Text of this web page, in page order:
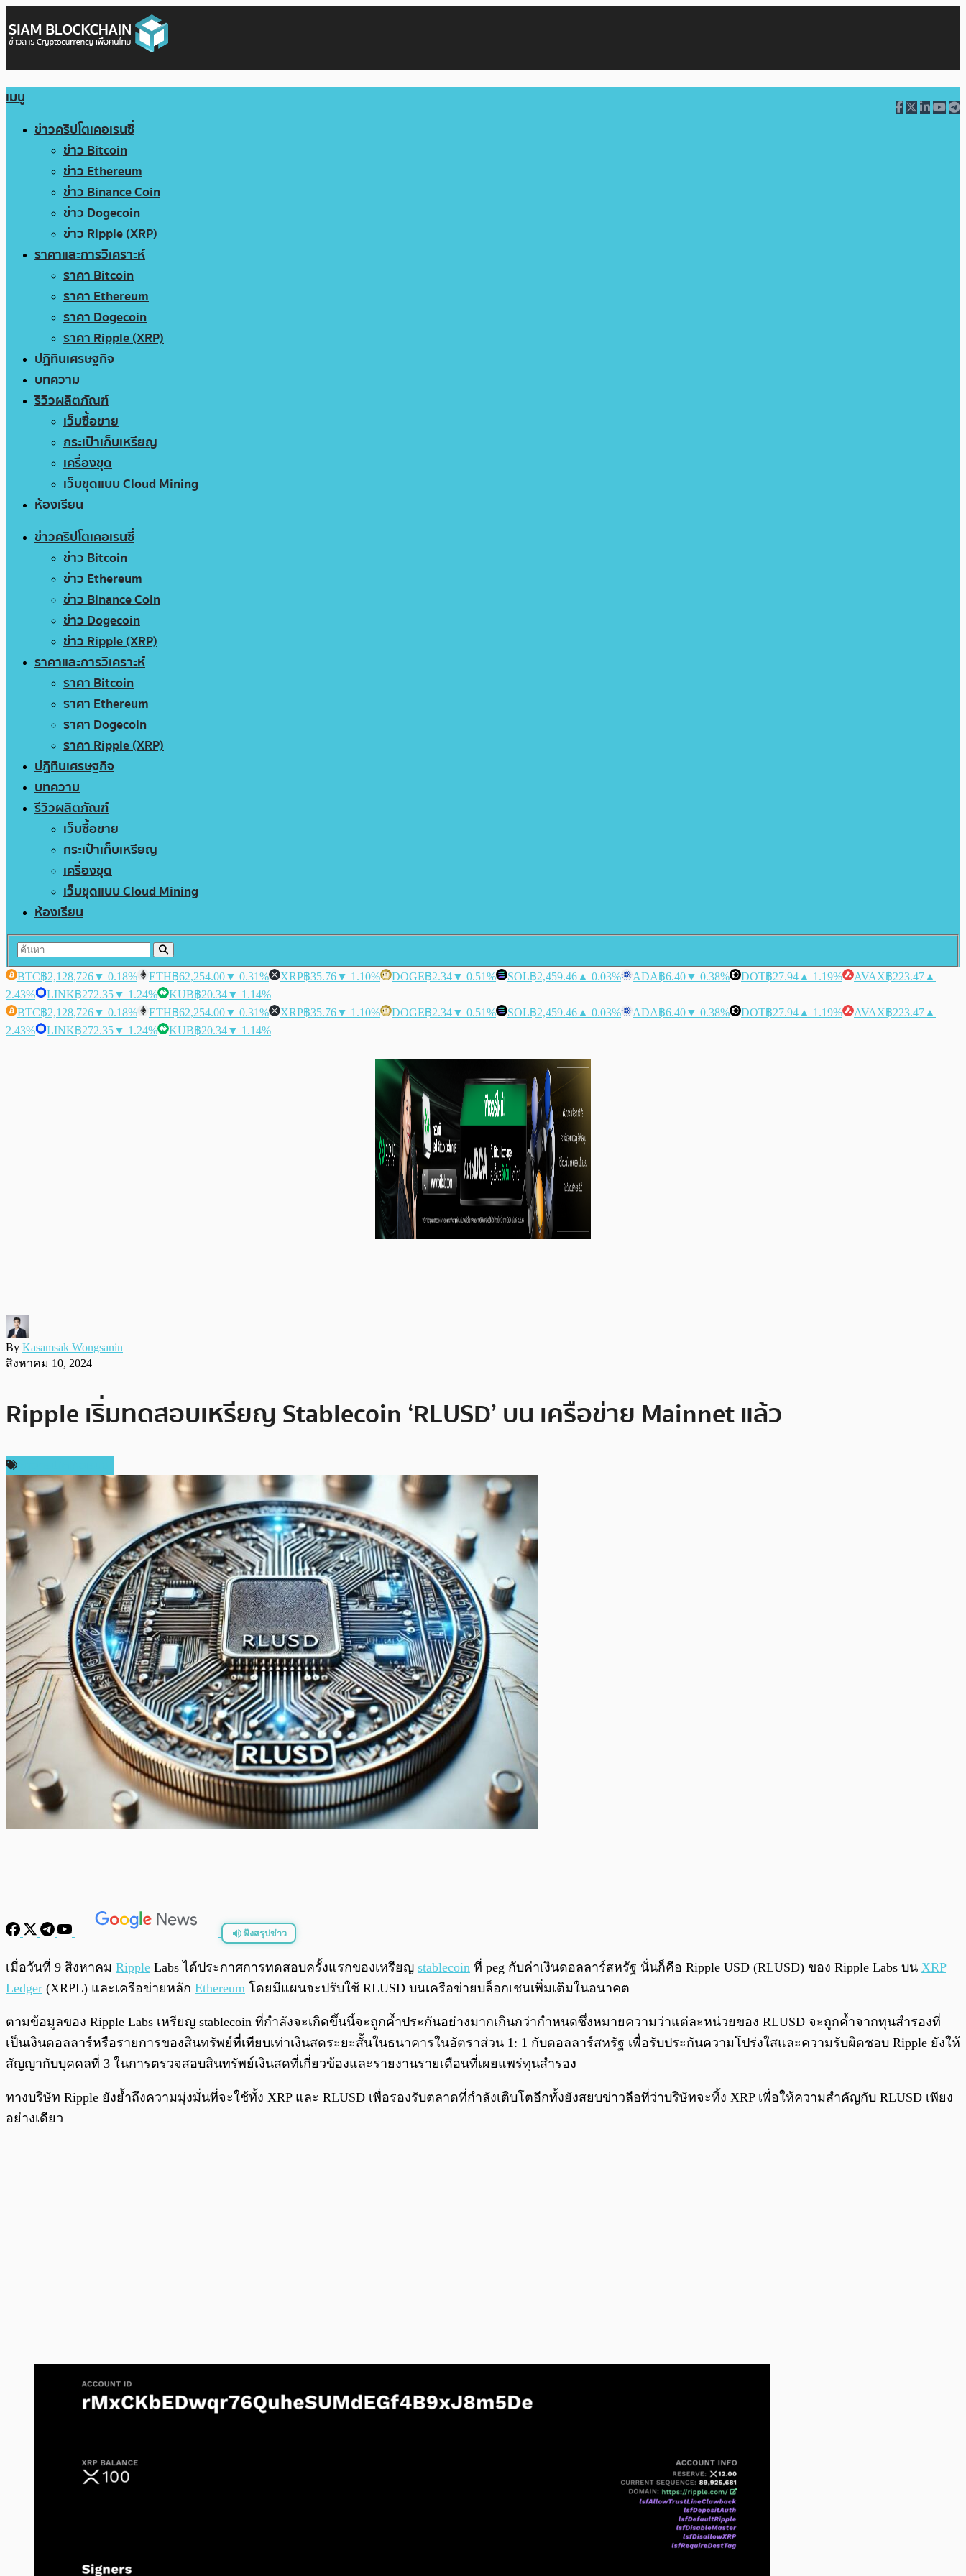
เมนู
ข่าวคริปโตเคอเรนซี่
ข่าว Bitcoin
ข่าว Ethereum
ข่าว Binance Coin
ข่าว Dogecoin
ข่าว Ripple (XRP)
ราคาและการวิเคราะห์
ราคา Bitcoin
ราคา Ethereum
ราคา Dogecoin
ราคา Ripple (XRP)
ปฏิทินเศรษฐกิจ
บทความ
รีวิวผลิตภัณฑ์
เว็บซื้อขาย
กระเป๋าเก็บเหรียญ
เครื่องขุด
เว็บขุดแบบ Cloud Mining
ห้องเรียน
ข่าวคริปโตเคอเรนซี่
ข่าว Bitcoin
ข่าว Ethereum
ข่าว Binance Coin
ข่าว Dogecoin
ข่าว Ripple (XRP)
ราคาและการวิเคราะห์
ราคา Bitcoin
ราคา Ethereum
ราคา Dogecoin
ราคา Ripple (XRP)
ปฏิทินเศรษฐกิจ
บทความ
รีวิวผลิตภัณฑ์
เว็บซื้อขาย
กระเป๋าเก็บเหรียญ
เครื่องขุด
เว็บขุดแบบ Cloud Mining
ห้องเรียน
BTC฿2,128,726▼ 0.18% ETH฿62,254.00▼ 0.31% XRP฿35.76▼ 1.10% DOGE฿2.34▼ 0.51% SOL฿2,459.46 ▲ 0.03% ADA฿6.40▼ 0.38% DOT฿27.94 ▲ 1.19% AVAX฿223.47 ▲
2.43%
LINK฿272.35▼ 1.24% KUB฿20.34▼ 1.14%
BTC฿2,128,726▼ 0.18% ETH฿62,254.00▼ 0.31% XRP฿35.76▼ 1.10% DOGE฿2.34▼ 0.51% SOL฿2,459.46 ▲ 0.03% ADA฿6.40▼ 0.38% DOT฿27.94 ▲ 1.19% AVAX฿223.47 ▲
2.43%
LINK฿272.35▼ 1.24% KUB฿20.34▼ 1.14%
By Kasamsak Wongsanin
สิงหาคม 10, 2024
Ripple เริ่มทดสอบเหรียญ Stablecoin ‘RLUSD’ บน เครือข่าย Mainnet แล้ว
ฟังสรุปข่าว
พร้อมเล่น 0:00 /
เมื่อวันที่ 9 สิงหาคม Ripple Labs ได้ประกาศการทดสอบครั้งแรกของเหรียญ stablecoin ที่ peg กับค่าเงินดอลลาร์สหรัฐ นั่นก็คือ Ripple USD (RLUSD) ของ Ripple Labs บน XRP
Ledger (XRPL) และเครือข่ายหลัก Ethereum โดยมีแผนจะปรับใช้ RLUSD บนเครือข่ายบล็อกเชนเพิ่มเติมในอนาคต
ตามข้อมูลของ Ripple Labs เหรียญ stablecoin ที่กำลังจะเกิดขึ้นนี้จะถูกค้ำประกันอย่างมากเกินกว่ากำหนดซึ่งหมายความว่าแต่ละหน่วยของ RLUSD จะถูกค้ำจากทุนสำรองที่
เป็นเงินดอลลาร์หรือรายการของสินทรัพย์ที่เทียบเท่าเงินสดระยะสั้นในธนาคารในอัตราส่วน 1: 1 กับดอลลาร์สหรัฐ เพื่อรับประกันความโปร่งใสและความรับผิดชอบ Ripple ยังให้
สัญญากับบุคคลที่ 3 ในการตรวจสอบสินทรัพย์เงินสดที่เกี่ยวข้องและรายงานรายเดือนที่เผยแพร่ทุนสำรอง
ทางบริษัท Ripple ยังย้ำถึงความมุ่งมั่นที่จะใช้ทั้ง XRP และ RLUSD เพื่อรองรับตลาดที่กำลังเติบโตอีกทั้งยังสยบข่าวลือที่ว่าบริษัทจะทิ้ง XRP เพื่อให้ความสำคัญกับ RLUSD เพียง
อย่างเดียว